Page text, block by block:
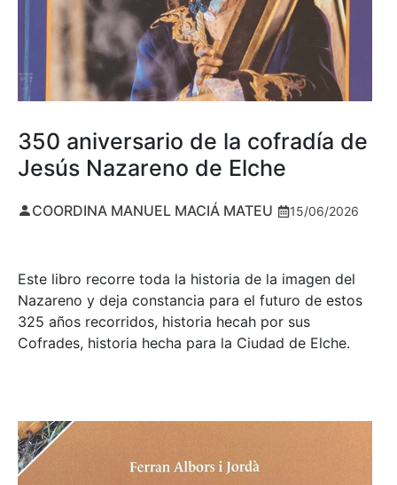
350 aniversario de la cofradía de
Jesús Nazareno de Elche
COORDINA MANUEL MACIÁ MATEU 15/06/2026
Este libro recorre toda la historia de la imagen del
Nazareno y deja constancia para el futuro de estos
325 años recorridos, historia hecah por sus
Cofrades, historia hecha para la Ciudad de Elche.